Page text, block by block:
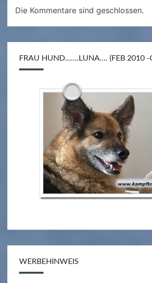
Die Kommentare sind geschlossen.
FRAU HUND…….LUNA…. (FEB 2010 -
WERBEHINWEIS